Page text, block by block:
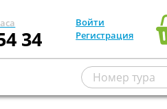
34
Войти
Регистрация